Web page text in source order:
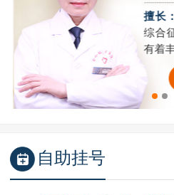
擅长：
综合
有着
自助挂号